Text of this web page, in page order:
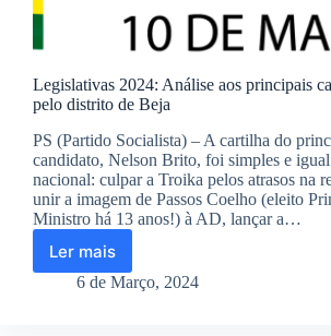
Legislativas 2024: Análise aos principais
pelo distrito de Beja
PS (Partido Socialista) – A cartilha do
candidato, Nelson Brito, foi simples e
nacional: culpar a Troika pelos atrasos na
unir a imagem de Passos Coelho (eleito
Ministro há 13 anos!) à AD, lançar a…
Ler maisLegislativas
2024:
6 de Março, 2024